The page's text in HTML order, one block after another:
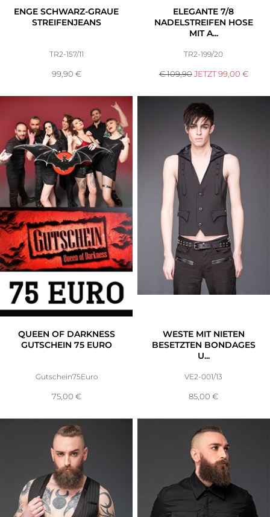
ENGE SCHWARZ-GRAUE
STREIFENJEANS
TR2-157/11
99,90 €
ELEGANTE 7/8
NADELSTREIFEN HOSE
MIT A...
TR2-199/20
€ 109,90 JETZT99,00 €
QUEEN OF DARKNESS
GUTSCHEIN 75 EURO
Gutschein75Euro
75,00 €
WESTE MIT NIETEN
BESETZTEN BONDAGES
U...
VE2-001/13
85,00 €